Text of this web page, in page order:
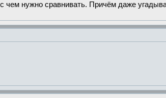
чем нужно сравнивать. Причём даже